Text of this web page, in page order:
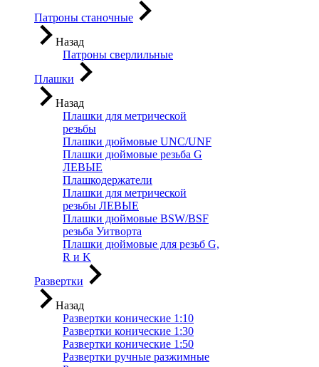
Патроны станочные
Назад
Патроны сверлильные
Плашки
Назад
Плашки для метрической
резьбы
Плашки дюймовые UNC/UNF
Плашки дюймовые резьба G
ЛЕВЫЕ
Плашкодержатели
Плашки для метрической
резьбы ЛЕВЫЕ
Плашки дюймовые BSW/BSF
резьба Уитворта
Плашки дюймовые для резьб G,
R и K
Развертки
Назад
Развертки конические 1:10
Развертки конические 1:30
Развертки конические 1:50
Развертки ручные разжимные